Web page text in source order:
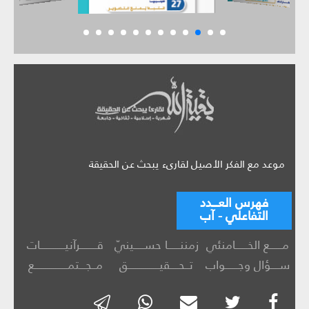
موعد مع الفكر الأصيل لقارىء يبحث عن الحقيقة
فهرس العـــدد
التفاعلي - آب
مــــــع الخــــــامنئي زمننــــــا حســـــينيّ
قــــــــرآنيــــــــــــات
ســــؤال وجــــــواب
تــحــــقيـــــــــــــــق مــجـــتمــــــــــــــــع